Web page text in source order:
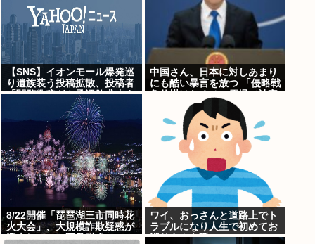
【SNS】イオンモール爆発巡
り遺族装う投稿拡散、投稿者
「閲覧数稼ぎや承認欲求止ま
らなくなった」
中国さん、日本に対しあまり
にも酷い暴言を放つ 「侵略戦
争仕掛けたくせに原爆で被害
者ビジネスするな」
8/22開催「琵琶湖三市同時花
火大会」、大規模詐欺疑惑が
浮上してSNS阿鼻叫喚
ワイ、おっさんと道路上でト
ラブルになり人生で初めてお
巡りさんを呼ぶ